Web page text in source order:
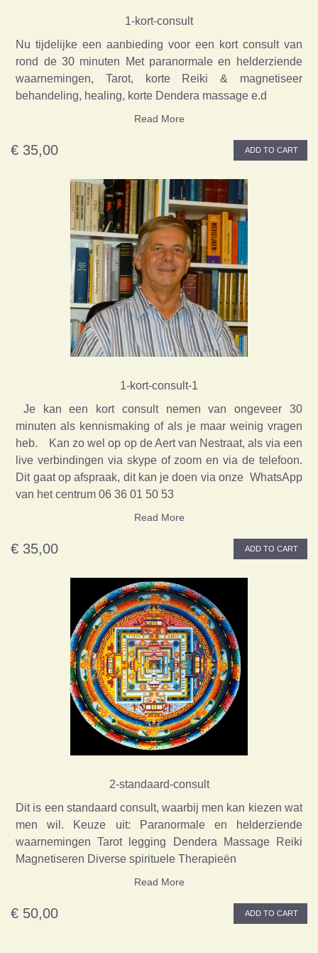
1-kort-consult
Nu tijdelijke een aanbieding voor een kort consult van
rond de 30 minuten Met paranormale en helderziende
waarnemingen, Tarot, korte Reiki & magnetiseer
behandeling, healing, korte Dendera massage e.d
Read More
€ 35,00 ADD TO CART
1-kort-consult-1
Je kan een kort consult nemen van ongeveer 30
minuten als kennismaking of als je maar weinig vragen
heb. Kan zo wel op op de Aert van Nestraat, als via een
live verbindingen via skype of zoom en via de telefoon.
Dit gaat op afspraak, dit kan je doen via onze WhatsApp
van het centrum 06 36 01 50 53
Read More
€ 35,00 ADD TO CART
2-standaard-consult
Dit is een standaard consult, waarbij men kan kiezen wat
men wil. Keuze uit: Paranormale en helderziende
waarnemingen Tarot legging Dendera Massage Reiki
Magnetiseren Diverse spirituele Therapieën
Read More
€ 50,00 ADD TO CART